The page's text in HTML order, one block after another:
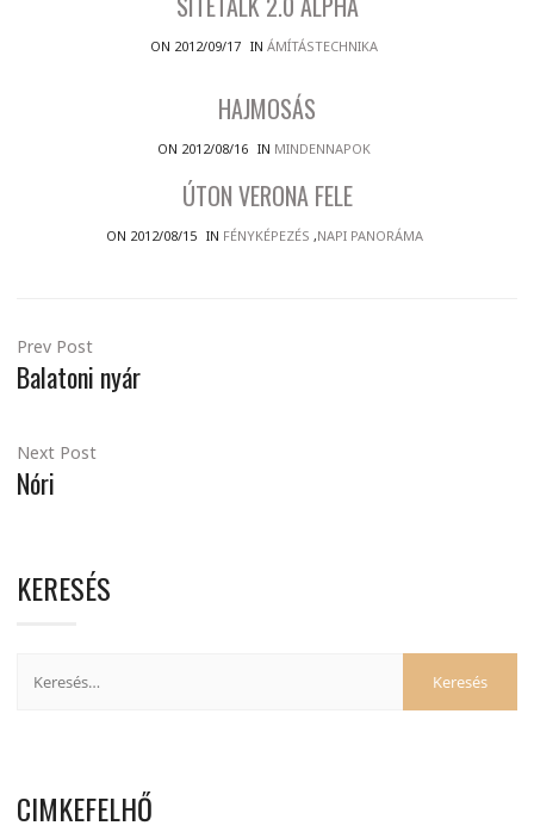
ON 2012/09/17 IN ÁMÍTÁSTECHNIKA
HAJMOSÁS
ON 2012/08/16 IN MINDENNAPOK
ÚTON VERONA FELE
ON 2012/08/15 IN FÉNYKÉPEZÉS ,NAPI PANORÁMA
Prev Post
Balatoni nyár
Next Post
Nóri
KERESÉS
CIMKEFELHŐ